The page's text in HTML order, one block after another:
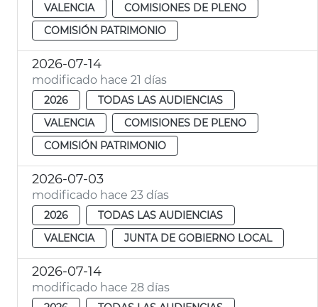
VALENCIA
COMISIONES DE PLENO
COMISIÓN PATRIMONIO
2026-07-14
modificado hace 21 días
2026
TODAS LAS AUDIENCIAS
VALENCIA
COMISIONES DE PLENO
COMISIÓN PATRIMONIO
2026-07-03
modificado hace 23 días
2026
TODAS LAS AUDIENCIAS
VALENCIA
JUNTA DE GOBIERNO LOCAL
2026-07-14
modificado hace 28 días